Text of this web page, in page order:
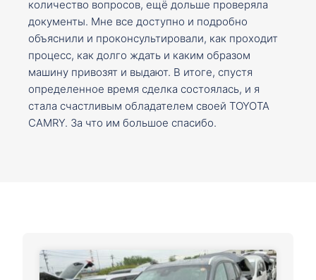
количество вопросов, ещё дольше проверяла
документы. Мне все доступно и подробно
объяснили и проконсультировали, как проходит
процесс, как долго ждать и каким образом
машину привозят и выдают. В итоге, спустя
определенное время сделка состоялась, и я
стала счастливым обладателем своей TOYOTA
CAMRY. За что им большое спасибо.